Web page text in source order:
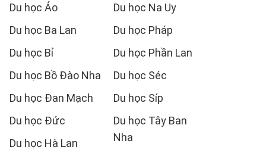
Du học Áo
Du học Ba Lan
Du học Bỉ
Du học Bồ Đào Nha
Du học Đan Mạch
Du học Đức
Du học Hà Lan
Du học Na Uy
Du học Pháp
Du học Phần Lan
Du học Séc
Du học Síp
Du học Tây Ban
Nha